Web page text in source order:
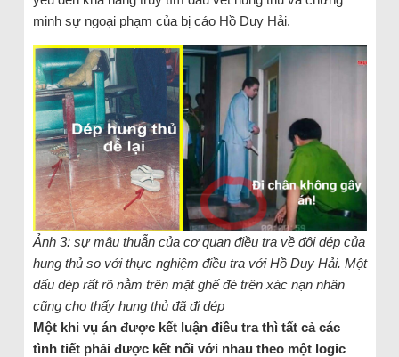
minh sự ngoại phạm của bị cáo Hồ Duy Hải.
Ảnh 3: sự mâu thuẫn của cơ quan điều tra về đôi dép của
hung thủ so với thực nghiệm điều tra với Hồ Duy Hải. Một
dấu dép rất rõ nằm trên mặt ghế đè trên xác nạn nhân
cũng cho thấy hung thủ đã đi dép
Một khi vụ án được kết luận điều tra thì tất cả các
tình tiết phải được kết nối với nhau theo một logic